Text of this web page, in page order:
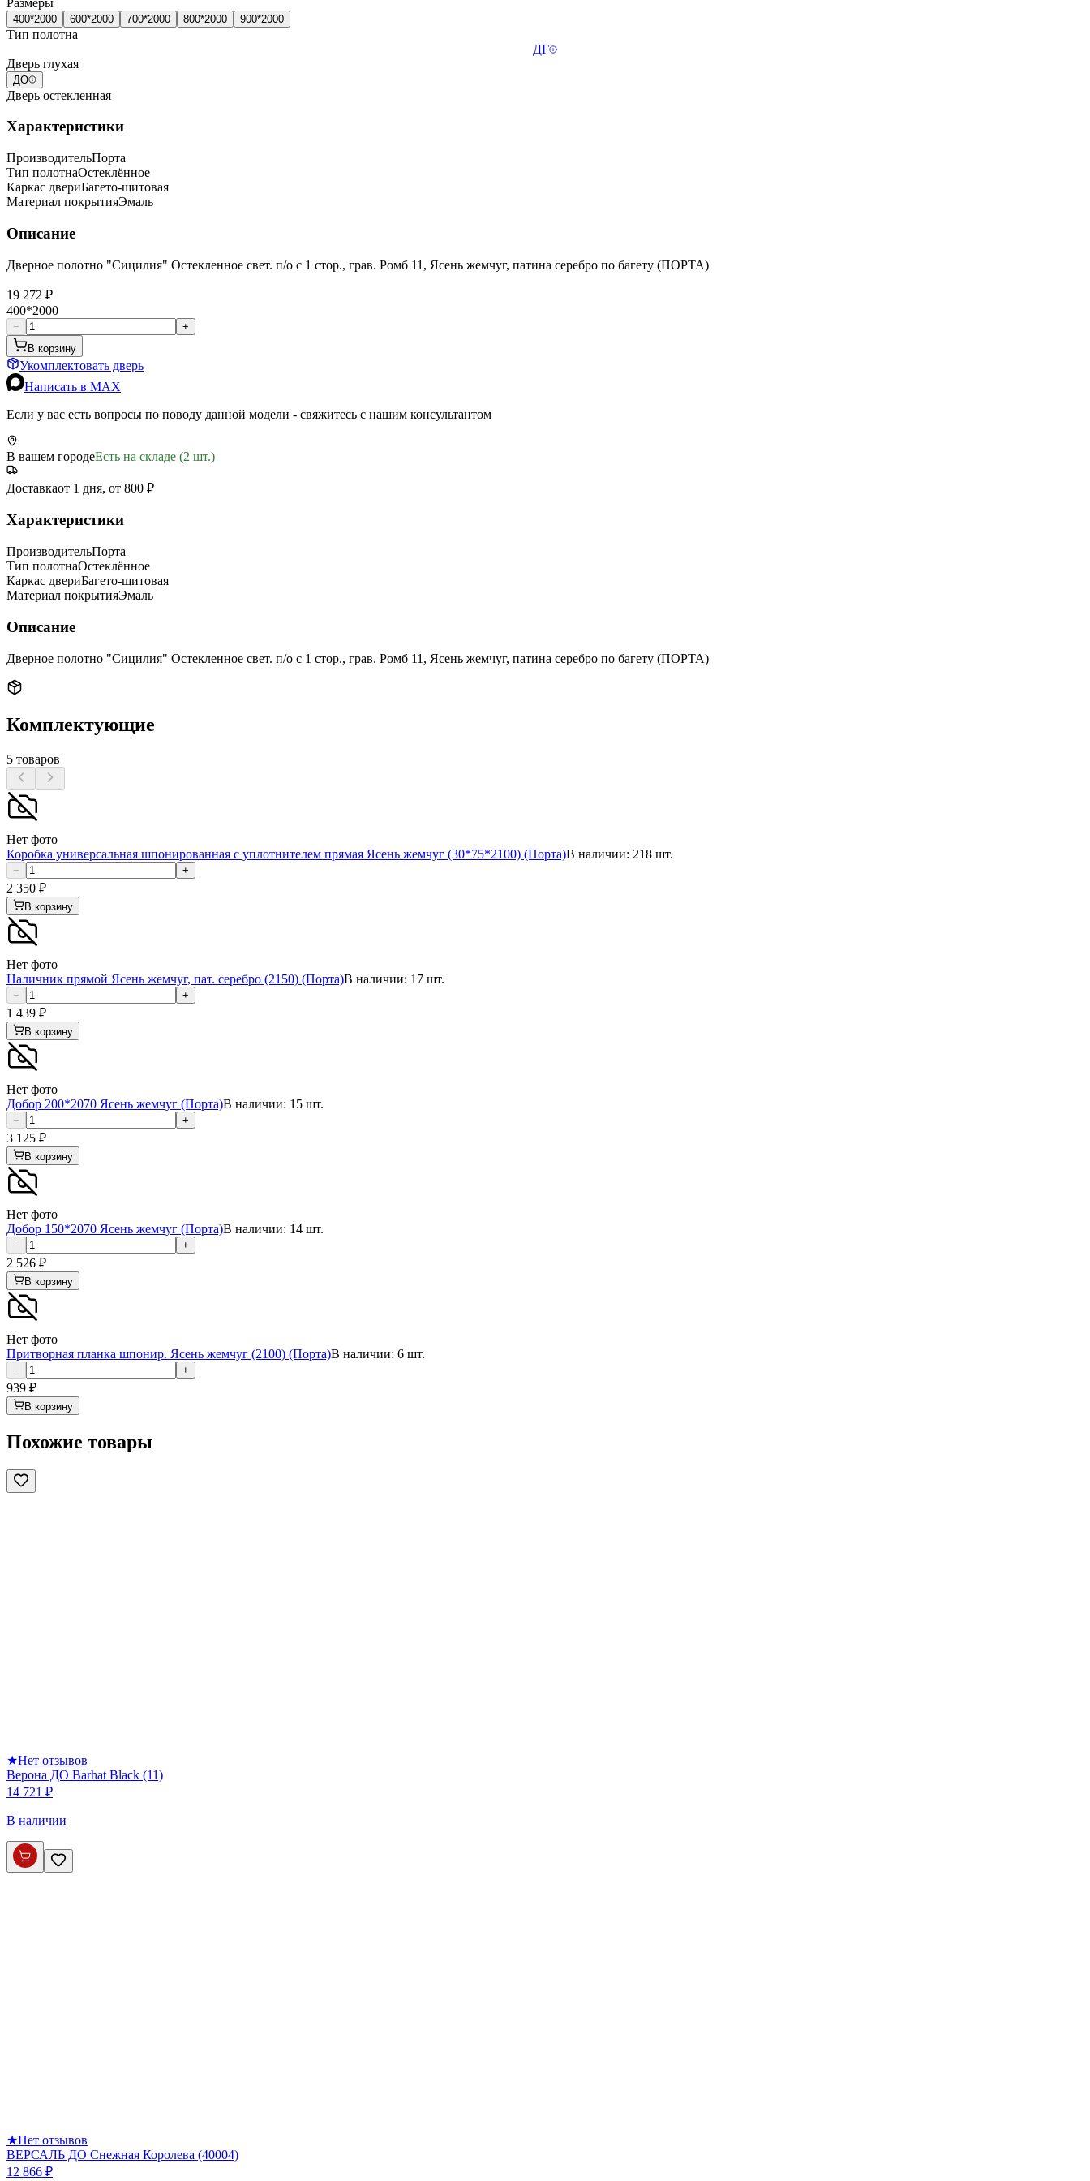
400*2000 600*2000 700*2000 800*2000 900*2000
Тип полотна
ДГ
Дверь глухая
ДО
Дверь остекленная
Характеристики
ПроизводительПорта
Тип полотнаОстеклённое
Каркас двериБагето-щитовая
Материал покрытияЭмаль
Описание
Дверное полотно "Сицилия" Остекленное свет. п/о с 1 стор., грав. Ромб 11, Ясень жемчуг, патина серебро по багету (ПОРТА)
19 272 ₽
400*2000
−
+
В корзину
Укомплектовать дверь
Написать в MAX
Если у вас есть вопросы по поводу данной модели - свяжитесь с нашим консультантом
В вашем городеЕсть на складе (2 шт.)
Доставкаот 1 дня, от 800 ₽
Характеристики
ПроизводительПорта
Тип полотнаОстеклённое
Каркас двериБагето-щитовая
Материал покрытияЭмаль
Описание
Дверное полотно "Сицилия" Остекленное свет. п/о с 1 стор., грав. Ромб 11, Ясень жемчуг, патина серебро по багету (ПОРТА)
Комплектующие
5 товаров
Нет фото
Коробка универсальная шпонированная с уплотнителем прямая Ясень жемчуг (30*75*2100) (Порта)В наличии: 218 шт.
− +
2 350 ₽
В корзину
Нет фото
Наличник прямой Ясень жемчуг, пат. серебро (2150) (Порта)В наличии: 17 шт.
− +
1 439 ₽
В корзину
Нет фото
Добор 200*2070 Ясень жемчуг (Порта)В наличии: 15 шт.
− +
3 125 ₽
В корзину
Нет фото
Добор 150*2070 Ясень жемчуг (Порта)В наличии: 14 шт.
− +
2 526 ₽
В корзину
Нет фото
Притворная планка шпонир. Ясень жемчуг (2100) (Порта)В наличии: 6 шт.
− +
939 ₽
В корзину
Похожие товары
★Нет отзывов
Верона ДО Barhat Black (11)
14 721 ₽
В наличии
★Нет отзывов
ВЕРСАЛЬ ДО Снежная Королева (40004)
12 866 ₽